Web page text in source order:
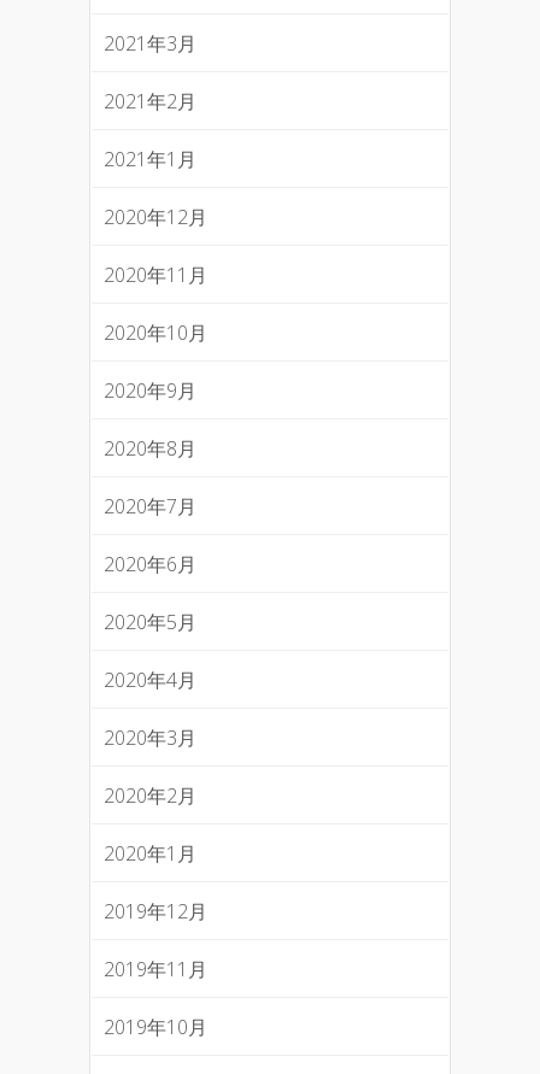
2021年3月
2021年2月
2021年1月
2020年12月
2020年11月
2020年10月
2020年9月
2020年8月
2020年7月
2020年6月
2020年5月
2020年4月
2020年3月
2020年2月
2020年1月
2019年12月
2019年11月
2019年10月